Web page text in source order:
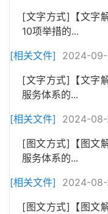
[文字方式]【文字
10项举措的...
[相关文件]
2024-09-
[文字方式]【文字
服务体系的...
[相关文件]
2024-
[图文方式]【图文
服务体系的...
[相关文件]
2024-
[图文方式]【图文